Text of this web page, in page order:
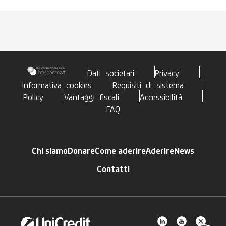
Dati societari
Privacy
Informativa cookies
Requisiti di sistema
Policy
Vantaggi fiscali
Accessibilità
FAQ
Chi siamoDonareCome aderireAderireNews
Contatti